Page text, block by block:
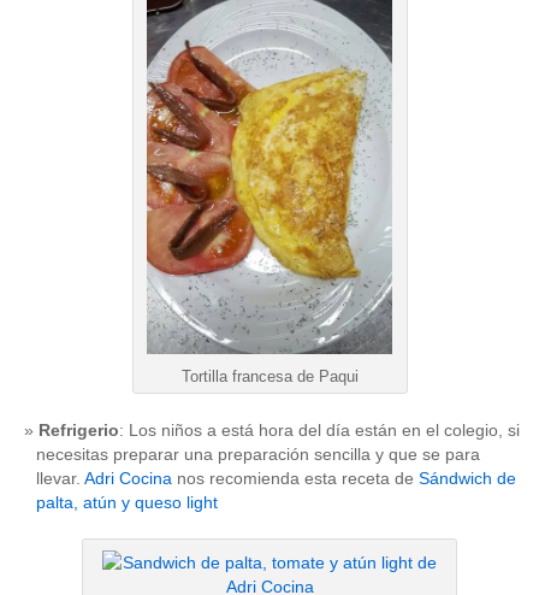
Tortilla francesa de Paqui
Refrigerio: Los niños a está hora del día están en el colegio, si
necesitas preparar una preparación sencilla y que se para
llevar. Adri Cocina nos recomienda esta receta de Sándwich de
palta, atún y queso light